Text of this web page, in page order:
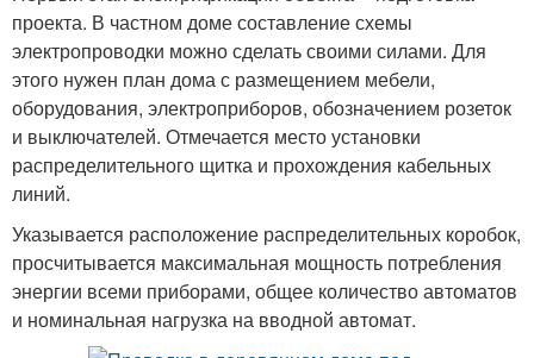
проекта. В частном доме составление схемы
электропроводки можно сделать своими силами. Для
этого нужен план дома с размещением мебели,
оборудования, электроприборов, обозначением розеток
и выключателей. Отмечается место установки
распределительного щитка и прохождения кабельных
линий.
Указывается расположение распределительных коробок,
просчитывается максимальная мощность потребления
энергии всеми приборами, общее количество автоматов
и номинальная нагрузка на вводной автомат.